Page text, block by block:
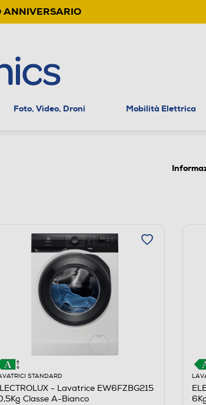
ANNIVERSARIO
Foto, Video, Droni Mobilità Elettrica
STANDARD
- Lavatrice EW6FZBG215
Classe A-Bianco